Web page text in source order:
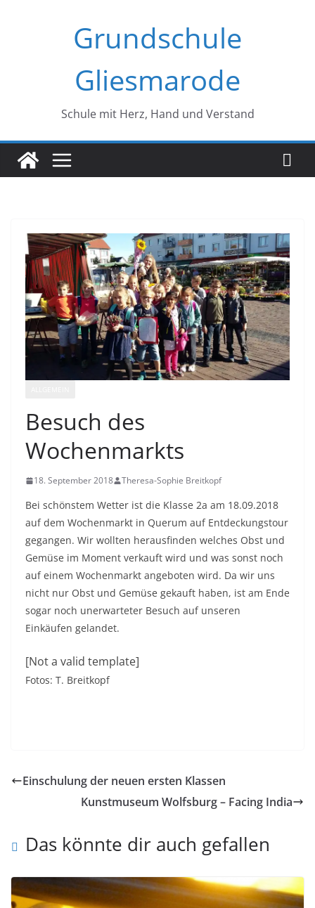
Grundschule
Gliesmarode
Schule mit Herz, Hand und Verstand
Besuch des
Wochenmarkts
18. September 2018 Theresa-Sophie Breitkopf
Bei schönstem Wetter ist die Klasse 2a am 18.09.2018
auf dem Wochenmarkt in Querum auf Entdeckungstour
gegangen. Wir wollten herausfinden welches Obst und
Gemüse im Moment verkauft wird und was sonst noch
auf einem Wochenmarkt angeboten wird. Da wir uns
nicht nur Obst und Gemüse gekauft haben, ist am Ende
sogar noch unerwarteter Besuch auf unseren
Einkäufen gelandet.
[Not a valid template]
Fotos: T. Breitkopf
Einschulung der neuen ersten Klassen
Kunstmuseum Wolfsburg – Facing India
Das könnte dir auch gefallen